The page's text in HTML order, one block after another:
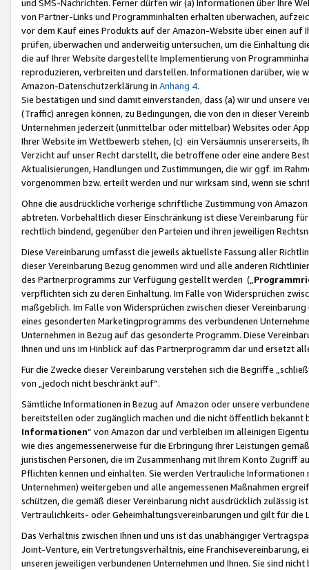
und SMS-Nachrichten. Ferner dürfen wir (a) Informationen über Ihre
von Partner-Links und Programminhalten erhalten überwachen,
vor dem Kauf eines Produkts auf der Amazon-Website über einen
prüfen, überwachen und anderweitig untersuchen, um die Einhaltung
die auf Ihrer Website dargestellte Implementierung von
reproduzieren, verbreiten und darstellen. Informationen darüber, wie
Amazon-Datenschutzerklärung in Anhang 4.
Sie bestätigen und sind damit einverstanden, dass (a) wir und
(Traffic) anregen können, zu Bedingungen, die von den in dieser
Unternehmen jederzeit (unmittelbar oder mittelbar) Websites oder
Ihrer Website im Wettbewerb stehen, (c) ein Versäumnis unsererseits,
Verzicht auf unser Recht darstellt, die betroffene oder eine andere
Aktualisierungen, Handlungen und Zustimmungen, die wir ggf. im
vorgenommen bzw. erteilt werden und nur wirksam sind, wenn sie
Ohne die ausdrückliche vorherige schriftliche Zustimmung von
abtreten. Vorbehaltlich dieser Einschränkung ist diese Vereinbarung
rechtlich bindend, gegenüber den Parteien und ihren jeweiligen
Diese Vereinbarung umfasst die jeweils aktuellste Fassung aller
dieser Vereinbarung Bezug genommen wird und alle anderen
des Partnerprogramms zur Verfügung gestellt werden („
verpflichten sich zu deren Einhaltung. Im Falle von Widersprüchen
maßgeblich. Im Falle von Widersprüchen zwischen dieser
eines gesonderten Marketingprogramms des verbundenen
Unternehmen in Bezug auf das gesonderte Programm. Diese
Ihnen und uns im Hinblick auf das Partnerprogramm dar und ersetzt
Für die Zwecke dieser Vereinbarung verstehen sich die Begriffe
von „jedoch nicht beschränkt auf“.
Sämtliche Informationen in Bezug auf Amazon oder unsere
bereitstellen oder zugänglich machen und die nicht öffentlich
Informationen“ von Amazon dar und verbleiben im alleinigen
wie dies angemessenerweise für die Erbringung Ihrer Leistungen
juristischen Personen, die im Zusammenhang mit Ihrem Konto
Pflichten kennen und einhalten. Sie werden Vertrauliche
Unternehmen) weitergeben und alle angemessenen Maßnahmen
schützen, die gemäß dieser Vereinbarung nicht ausdrücklich zulässig
Vertraulichkeits- oder Geheimhaltungsvereinbarungen und gilt für die
Das Verhältnis zwischen Ihnen und uns ist das unabhängiger
Joint-Venture, ein Vertretungsverhältnis, eine Franchisevereinbarung,
unseren jeweiligen verbundenen Unternehmen und Ihnen. Sie sind